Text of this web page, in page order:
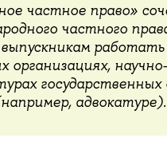
частное право»
частного
работать
государственных
адвокатуре).